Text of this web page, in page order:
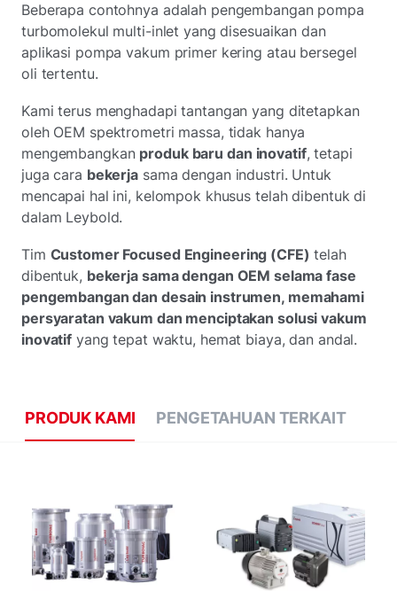
Beberapa contohnya adalah pengembangan pompa
turbomolekul multi-inlet yang disesuaikan dan
aplikasi pompa vakum primer kering atau bersegel
oli tertentu.
Kami terus menghadapi tantangan yang ditetapkan
oleh OEM spektrometri massa, tidak hanya
mengembangkan produk baru dan inovatif, tetapi
juga cara bekerja sama dengan industri. Untuk
mencapai hal ini, kelompok khusus telah dibentuk di
dalam Leybold.
Tim Customer Focused Engineering (CFE) telah
dibentuk, bekerja sama dengan OEM selama fase
pengembangan dan desain instrumen, memahami
persyaratan vakum dan menciptakan solusi vakum
inovatif yang tepat waktu, hemat biaya, dan andal.
PRODUK KAMI PENGETAHUAN TERKAIT